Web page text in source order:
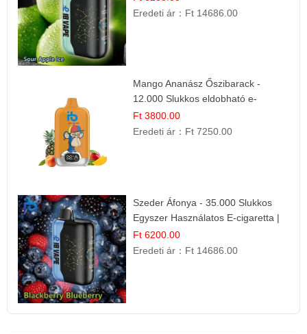
Eredeti ár： Ft 14686.00
Mango Ananász Őszibarack -
12.000 Slukkos eldobható e-
Cigaretta
Ft 3800.00
Eredeti ár： Ft 7250.00
Szeder Áfonya - 35.000 Slukkos
Egyszer Használatos E-cigaretta |
Prémium Ízélmény
Ft 6200.00
Eredeti ár： Ft 14686.00